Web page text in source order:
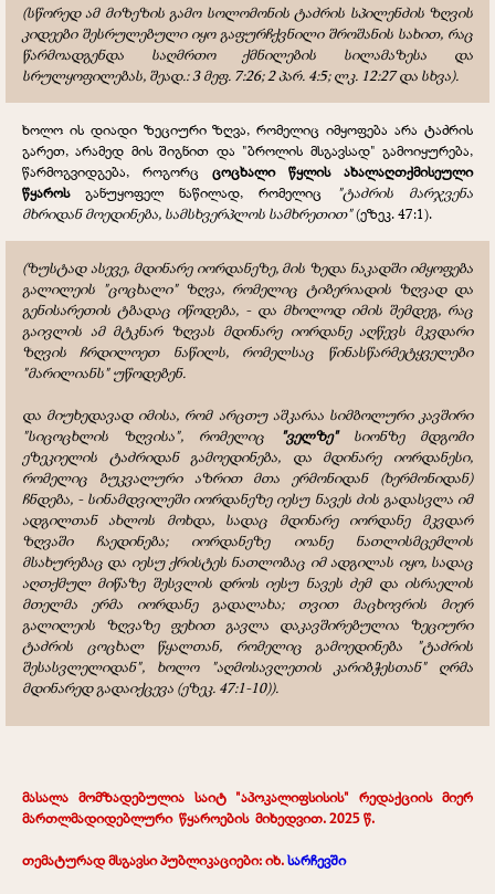
(სწორედ ამ მიზეზის გამო სოლომონის ტაძრის სპილენძის ზღვის
კიდეები შესრულებული იყო გაფურჩქვნილი შროშანის სახით, რაც
წარმოადგენდა საღმრთო ქმნილების სილამაზესა და
სრულყოფილებას, შეად.: 3 მეფ. 7:26; 2 პარ. 4:5; ლკ. 12:27 და სხვა).
ხოლო ის დიადი ზეციური ზღვა, რომელიც იმყოფება არა ტაძრის
გარეთ, არამედ მის შიგნით და "ბროლის მსგავსად" გამოიყურება,
წარმოგვიდგება, როგორც ცოცხალი წყლის ახალაღთქმისეული
წყაროს განუყოფელ ნაწილად, რომელიც
"ტაძრის მარჯვენა
მხრიდან მოედინება, სამსხვერპლოს სამხრეთით"(ეზეკ. 47:1).
(ზუსტად ასევე, მდინარე იორდანეზე, მის ზედა ნაკადში იმყოფება
გალილეის "ცოცხალი" ზღვა, რომელიც ტიბერიადის ზღვად და
გენისარეთის ტბადაც იწოდება, - და მხოლოდ იმის შემდეგ, რაც
გაივლის ამ მტკნარ ზღვას მდინარე იორდანე აღწევს მკვდარი
ზღვის ჩრდილოეთ ნაწილს, რომელსაც წინასწარმეტყველები
"მარილიანს" უწოდებენ.
და მიუხედავად იმისა, რომ არცთუ აშკარაა სიმბოლური კავშირი
"სიცოცხლის ზღვისა", რომელიც
"ველზე"სიონზე მდგომი
ეზეკიელის ტაძრიდან გამოედინება, და მდინარე იორდანესი,
რომელიც ბუკვალური აზრით მთა ერმონიდან (ხერმონიდან)
ჩნდება, - სინამდვილეში იორდანეზე იესუ ნავეს ძის გადასვლა იმ
ადგილთან ახლოს მოხდა, სადაც მდინარე იორდანე მკვდარ
ზღვაში ჩაედინება; იორდანეზე იოანე ნათლისმცემლის
მსახურებაც და იესუ ქრისტეს ნათლობაც იმ ადგილას იყო, სადაც
აღთქმულ მიწაზე შესვლის დროს იესუ ნავეს ძემ და ისრაელის
მთელმა ერმა იორდანე გადალახა; თვით მაცხოვრის მიერ
გალილეის ზღვაზე ფეხით გავლა დაკავშირებულია ზეციური
ტაძრის ცოცხალ წყალთან, რომელიც გამოედინება "ტაძრის
შესასვლელიდან", ხოლო "აღმოსავლეთის კარიბჭესთან" ღრმა
მდინარედ გადაიქცევა (ეზეკ. 47:1-10)).
მასალა მომზადებულია საიტ "აპოკალიფსისის" რედაქციის მიერ
მართლმადიდებლური წყაროების. მიხედვით. 2025 წ.
თემატურად მსგავსი პუბლიკაციები: იხ.სარჩევში